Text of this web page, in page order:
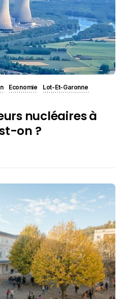
Economie
Lot-Et-Garonne
nucléaires à
on ?